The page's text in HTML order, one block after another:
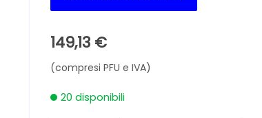
149,13 €
(compresi PFU e IVA)
20 disponibili